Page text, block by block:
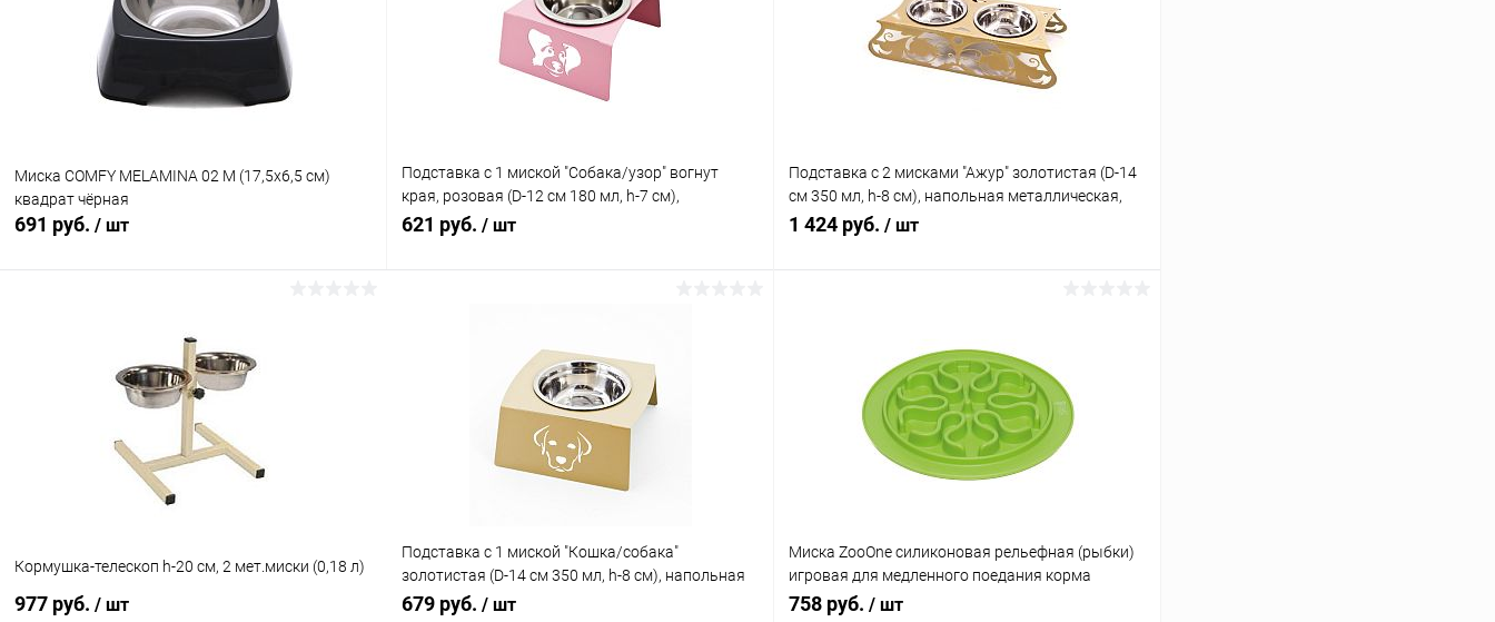
Миска COMFY MELAMINA 02 М (17,5х6,5 см)
квадрат чёрная
691 руб. / шт
Купить в 1 клик Сравнение
Подставка с 1 миской "Собака/узор" вогнут
края, розовая (D-12 см 180 мл, h-7 см),
напольная металлическая, для животных
621 руб. / шт
Купить в 1 клик Сравнение
В избранное В наличии
Подставка с 2 мисками "Ажур" золотистая (D-14
см 350 мл, h-8 см), напольная металлическая,
для животных
1 424 руб. / шт
Купить в 1 клик Сравнение
В избранное В наличии
Кормушка-телескоп h-20 см, 2 мет.миски (0,18 л)
977 руб. / шт
Подставка с 1 миской "Кошка/собака"
золотистая (D-14 см 350 мл, h-8 см), напольная
металлическая, для животных
679 руб. / шт
Миска ZooOne силиконовая рельефная (рыбки)
игровая для медленного поедания корма
(САЛАТОВАЯ) 24 см
758 руб. / шт